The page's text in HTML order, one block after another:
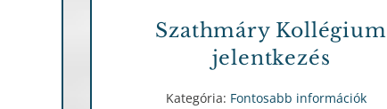
Szathmáry Kollégium
jelentkezés
Kategória: Fontosabb információk